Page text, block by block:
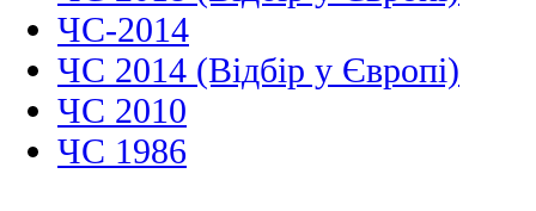
ЧС-2014
ЧС 2014 (Відбір у Європі)
ЧС 2010
ЧС 1986